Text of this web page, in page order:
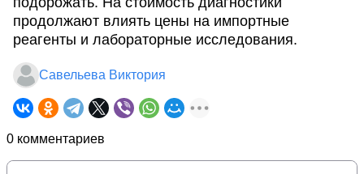
продолжают влиять цены на импортные
реагенты и лабораторные исследования.
Савельева Виктория
0 комментариев